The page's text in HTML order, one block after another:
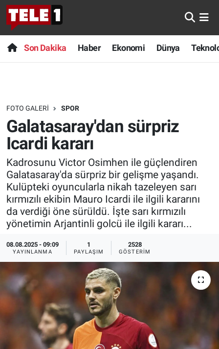
Son Dakika Haber Ekonomi Dünya
FOTO GALERI SPOR
Galatasaray'dan sürpriz
Icardi kararı
Kadrosunu Victor Osimhen ile güçlendiren
Galatasaray'da sürpriz bir gelişme yaşandı.
Kulüpteki oyuncularla nikah tazeleyen sarı
kırmızılı ekibin Mauro Icardi ile ilgili kararını
da verdiği öne sürüldü. İşte sarı kırmızılı
yönetimin Arjantinli golcü ile ilgili kararı...
08.08.2025 - 09:09
YAYINLANMA
1
PAYLAŞIM
2528
GÖSTERIM
Anında Manşet
Başka Sohbetler
Bilim turu
Bilim ve Teknoloji Evreni
Doğa Konuşuyor
Dünya
Ege Saati
Eğitim
Eğlence
Ekonomi
Forum
Son Dakika
Haber
Dünya
Teknoloji
Sağlık
Spor
Yayın Akışı
Nöbetçi Eczaneler
Hava Durumu
Trafik Durumu
Süper Lig Puan Durumu ve Fikstür
Tüm Manşetler
Son Dakika Haberleri
Haber Arşivi